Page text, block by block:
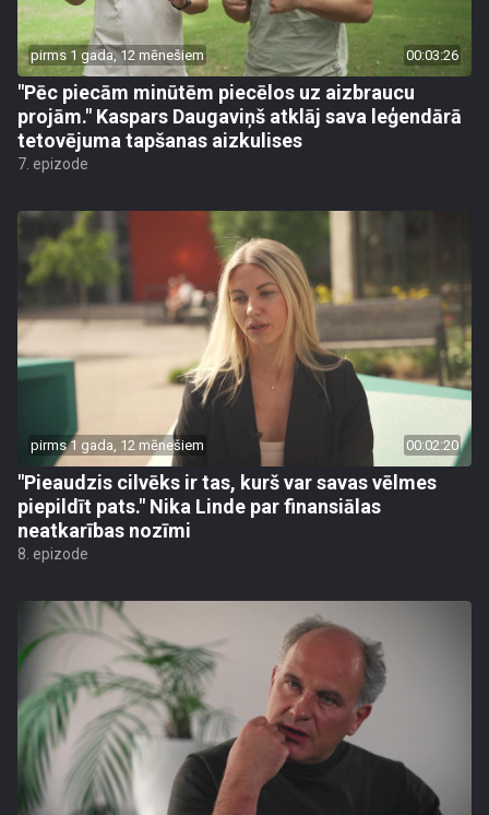
pirms 1 gada, 12 mēnešiem 00:03:26
"Pēc piecām minūtēm piecēlos uz aizbraucu
projām." Kaspars Daugaviņš atklāj sava leģendārā
tetovējuma tapšanas aizkulises
7. epizode
pirms 1 gada, 12 mēnešiem 00:02:20
"Pieaudzis cilvēks ir tas, kurš var savas vēlmes
piepildīt pats." Nika Linde par finansiālas
neatkarības nozīmi
8. epizode